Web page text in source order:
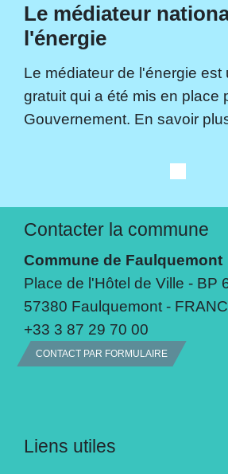
Le médiateur
l'énergie
Le médiateur de l'énergie est
gratuit qui a été mis en place
Gouvernement. En savoir
Contacter la commune
Commune de Faulquemont
Place de l'Hôtel de Ville - BP
57380 Faulquemont -
+33 3 87 29 70 00
CONTACT PAR FORMULAIRE
Liens utiles